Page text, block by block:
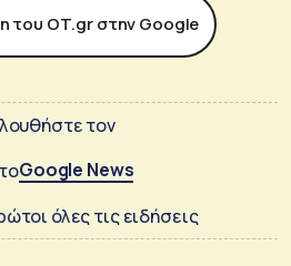
του ΟΤ.gr στην Google
τον
Google News
όλες τις ειδήσεις